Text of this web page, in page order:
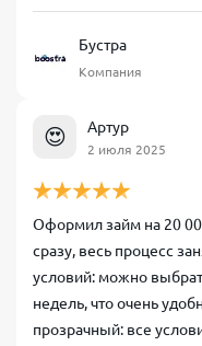
Бустра
Компания
😍 Артур
2 июля 2025
Оформил займ на 20
сразу, весь процесс
условий: можно
недель, что очень
прозрачный: все